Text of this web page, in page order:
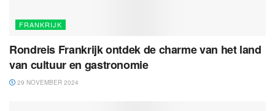
FRANKRIJK
Rondreis Frankrijk ontdek de charme van het land
van cultuur en gastronomie
29 NOVEMBER 2024